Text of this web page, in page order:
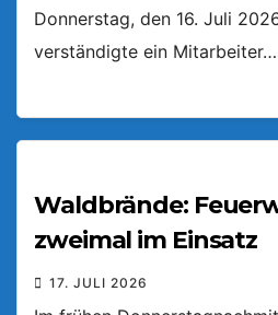
Donnerstag, den 16. Juli
verständigte ein Mitarbeiter…
Waldbrände:
zweimal im Einsatz
17. JULI 2026